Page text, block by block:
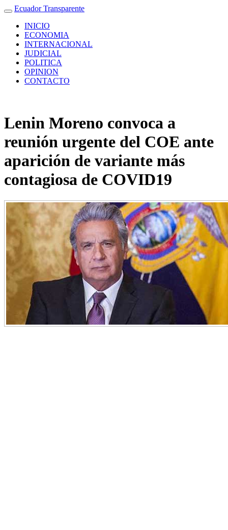
Ecuador Transparente
INICIO
ECONOMIA
INTERNACIONAL
JUDICIAL
POLITICA
OPINION
CONTACTO
Lenin Moreno convoca a
reunión urgente del COE ante
aparición de variante más
contagiosa de COVID19